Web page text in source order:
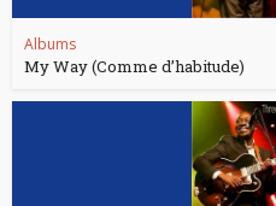
Albums
My Way (Comme d’habitude)